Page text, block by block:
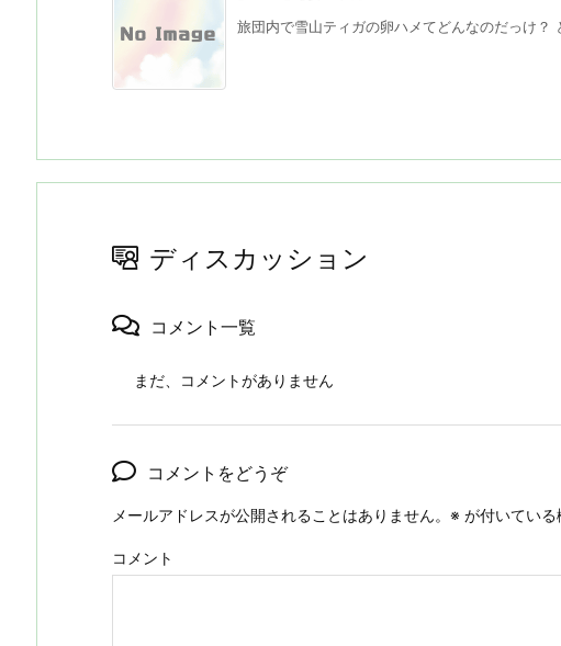
旅団内で雪山ティガの卵ハメてどんなのだっけ？
ディスカッション
コメント一覧
まだ、コメントがありません
コメントをどうぞ
メールアドレスが公開されることはありません。 ※ が付いてい
コメント